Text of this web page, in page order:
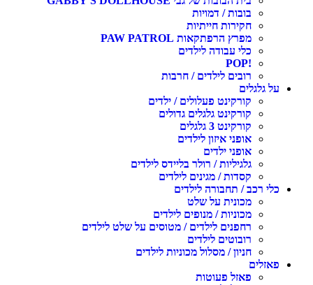
בובות / דמויות
חקירות חייתיות
מפרץ הרפתקאות PAW PATROL
כלי עבודה לילדים
!POP
רובים לילדים / חרבות
על גלגלים
קורקינט פעלולים / ילדים
קורקינט גלגלים גדולים
קורקינט 3 גלגלים
אופני איזון לילדים
אופני ילדים
גלגיליות / רולר בליידס לילדים
קסדות / מגינים לילדים
כלי רכב / תחבורה לילדים
מכונית על שלט
מכוניות / מנופים לילדים
רחפנים לילדים / מטוסים על שלט לילדים
רובוטים לילדים
חניון / מסלול מכוניות לילדים
פאזלים
פאזל פעוטות